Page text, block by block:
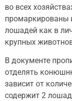
во всех
промаркированы
лошадей как в
крупных
В документе
отделять
зависит от
содержит 2